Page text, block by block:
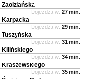
Zaolziańska
Dojeżdża w: 27 min.
Karpacka
Dojeżdża w: 29 min.
Tuszyńska
Dojeżdża w: 31 min.
Kilińskiego
Dojeżdża w: 34 min.
Kraszewskiego
Dojeżdża w: 35 min.